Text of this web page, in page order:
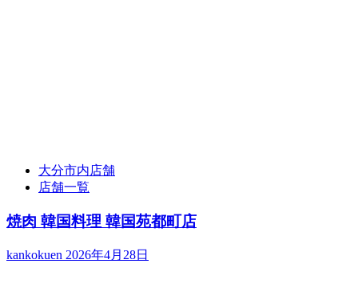
大分市内店舗
店舗一覧
焼肉 韓国料理 韓国苑都町店
kankokuen 2026年4月28日